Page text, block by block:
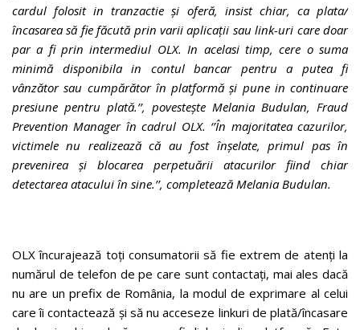
cardul folosit in tranzactie și oferă, insist chiar, ca plata/
încasarea să fie făcută prin varii aplicații sau link-uri care doar
par a fi prin intermediul OLX. In acelasi timp, cere o suma
minimă disponibila in contul bancar pentru a putea fi
vânzător sau cumpărător în platformă și pune in continuare
presiune pentru plată.’’, povestește Melania Budulan, Fraud
Prevention Manager în cadrul OLX. ‘’În majoritatea cazurilor,
victimele nu realizează că au fost înșelate, primul pas în
prevenirea și blocarea perpetuării atacurilor fiind chiar
detectarea atacului în sine.’’, completează Melania Budulan.
OLX încurajează toți consumatorii să fie extrem de atenți la
numărul de telefon de pe care sunt contactați, mai ales dacă
nu are un prefix de România, la modul de exprimare al celui
care îi contactează și să nu acceseze linkuri de plată/încasare